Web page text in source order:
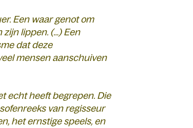
Een waar genot om
lippen. (…) Een
dat deze
mensen aanschuiven
echt heeft begrepen. Die
van regisseur
het ernstige speels, en